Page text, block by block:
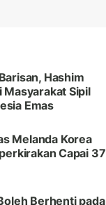
Hashim
Masyarakat Sipil
Emas
Melanda Korea
Capai 37
Berhenti pada